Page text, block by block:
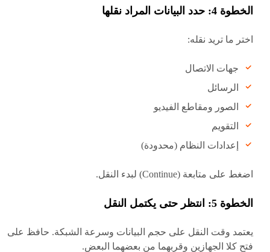
الخطوة 4: حدد البيانات المراد نقلها
اختر ما تريد نقله:
جهات الاتصال
الرسائل
الصور ومقاطع الفيديو
التقويم
إعدادات النظام (محدودة)
اضغط على متابعة (Continue) لبدء النقل.
الخطوة 5: انتظر حتى يكتمل النقل
يعتمد وقت النقل على حجم البيانات وسرعة الشبكة. حافظ على
فتح كلا الجهازين وقربهما من بعضهما البعض.